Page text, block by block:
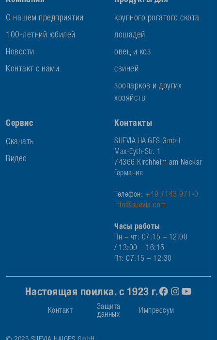
О нашем предприятии
100-летний юбилей
Новости
Контакт с нами
крупного рогатого скота
лошадей
овец и коз
свиней
зоопарков и других
хозяйств
Сервис
Скачать
Видео
Контакты
SUEVIA HAIGES GmbH
Max-Eyth-Str. 1
74366 Kirchheim am Neckar
Германия
Телефон: +49 7143 971-0
info@suevia.com
Часы работы
Пн – чт: 07:15 – 12:00
/ 13:00 – 16:15
Пт: 07:15 – 12:30
Настоящая поилка. с 1923 г.
Контакт
Защита
данных
Импрессум